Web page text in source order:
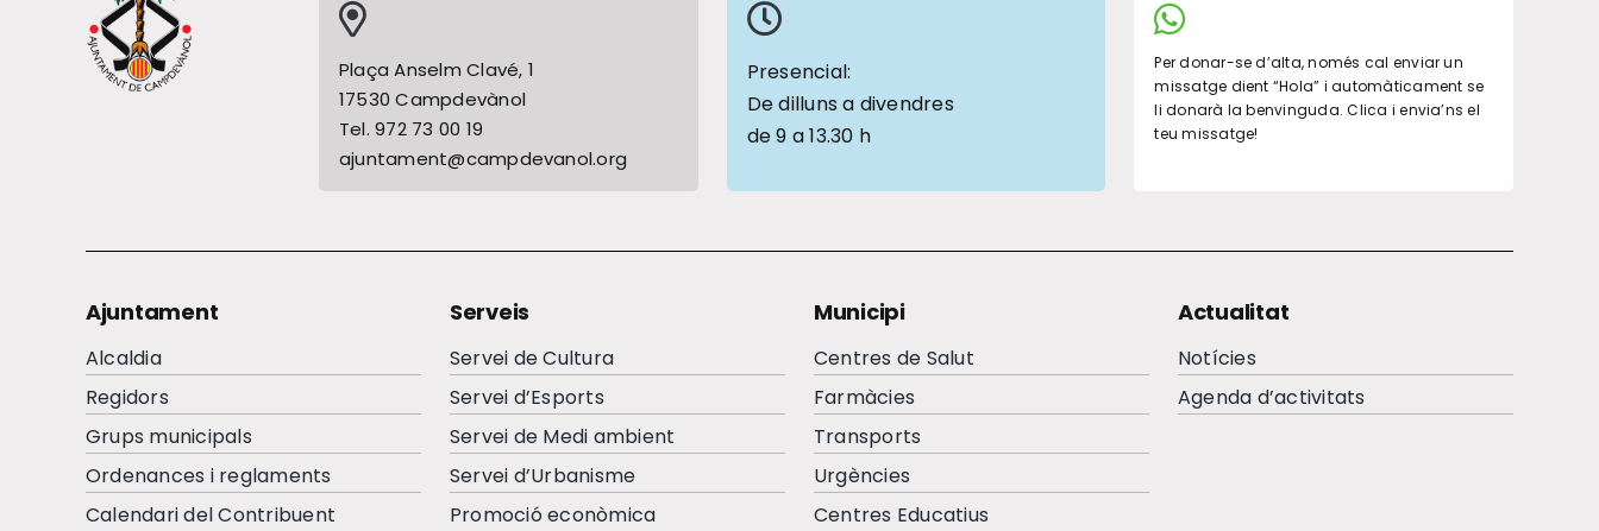
Plaça Anselm Clavé, 1
17530 Campdevànol
Tel. 972 73 00 19
ajuntament@campdevanol.org
Presencial:
De dilluns a divendres
de 9 a 13.30 h
Per donar-se d’alta, només cal enviar un
missatge dient “Hola” i automàticament se
li donarà la benvinguda. Clica i envia’ns el
teu missatge!
Ajuntament
Alcaldia
Regidors
Grups municipals
Ordenances i reglaments
Calendari del Contribuent
Serveis
Servei de Cultura
Servei d’Esports
Servei de Medi ambient
Servei d’Urbanisme
Promoció econòmica
Municipi
Centres de Salut
Farmàcies
Transports
Urgències
Centres Educatius
Actualitat
Notícies
Agenda d’activitats